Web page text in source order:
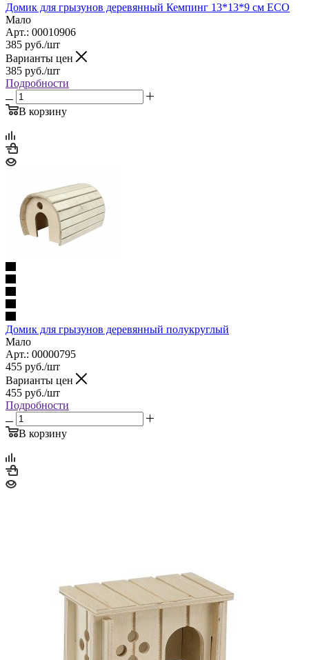
Домик для грызунов деревянный Кемпинг 13*13*9 см ECO
Мало
Арт.: 00010906
385 руб./шт
Варианты цен
385 руб./шт
Подробности
В корзину
Домик для грызунов деревянный полукруглый
Мало
Арт.: 00000795
455 руб./шт
Варианты цен
455 руб./шт
Подробности
В корзину